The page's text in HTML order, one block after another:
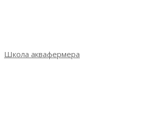
Школа аквафермера